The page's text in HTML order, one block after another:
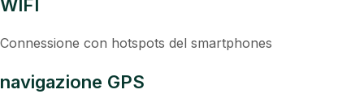
WIFI
Connessione con hotspots del smartphones
navigazione GPS